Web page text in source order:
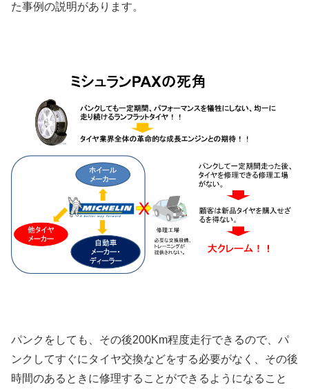
た事例の説明があります。
パンクをしても、その後200Km程度走行できるので、パ
ンクしてすぐにタイヤ交換などをする必要がなく、その後
時間のあるときに修理することができるようになること